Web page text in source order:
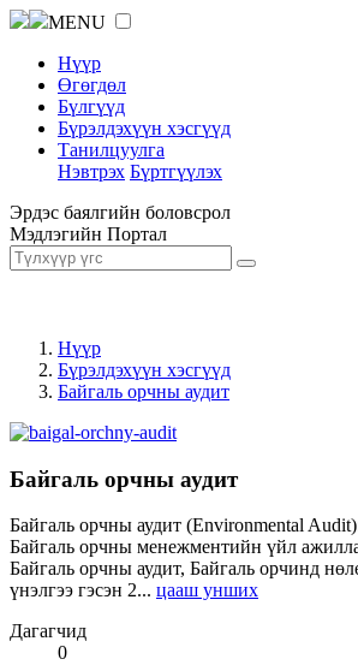
MENU
Нүүр
Өгөгдөл
Бүлгүүд
Бүрэлдэхүүн хэсгүүд
Танилцуулга
Нэвтрэх Бүртгүүлэх
Эрдэс баялгийн боловсрол
Мэдлэгийн Портал
Нүүр
Бүрэлдэхүүн хэсгүүд
Байгаль орчны аудит
Байгаль орчны аудит
Байгаль орчны аудит (Environmental
Байгаль орчны менежментийн үйл
Байгаль орчны аудит, Байгаль орчинд
үнэлгээ гэсэн 2... цааш унших
Дагагчид
0